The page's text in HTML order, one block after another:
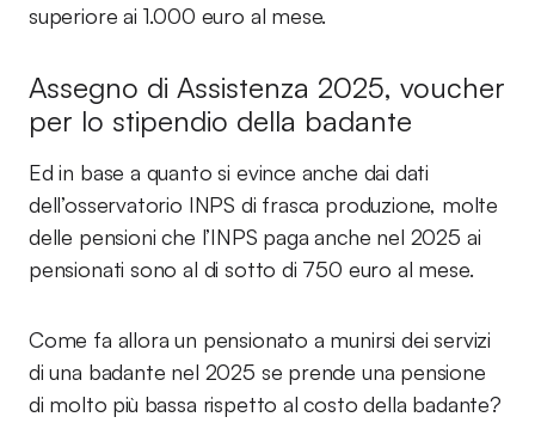
superiore ai 1.000 euro al mese.
Assegno di Assistenza 2025, voucher
per lo stipendio della badante
Ed in base a quanto si evince anche dai dati
dell’osservatorio INPS di frasca produzione, molte
delle pensioni che l’INPS paga anche nel 2025 ai
pensionati sono al di sotto di 750 euro al mese.
Come fa allora un pensionato a munirsi dei servizi
di una badante nel 2025 se prende una pensione
di molto più bassa rispetto al costo della badante?